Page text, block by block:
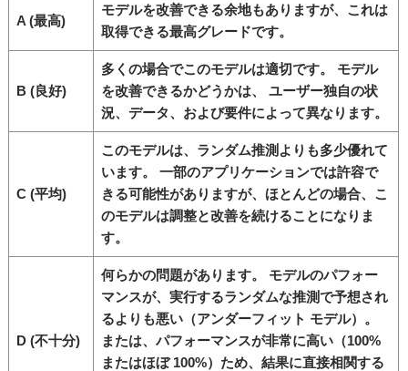
A (最高)
モデルを改善できる余地もありますが、これは
取得できる最高グレードです。
B (良好)
多くの場合でこのモデルは適切です。 モデル
を改善できるかどうかは、 ユーザー独自の状
況、データ、および要件によって異なります。
C (平均)
このモデルは、ランダム推測よりも多少優れて
います。 一部のアプリケーションでは許容で
きる可能性がありますが、ほとんどの場合、こ
のモデルは調整と改善を続けることになりま
す。
D (不十分)
何らかの問題があります。 モデルのパフォー
マンスが、実行するランダムな推測で予想され
るよりも悪い（アンダーフィット モデル）。
または、パフォーマンスが非常に高い（100%
またはほぼ 100%）ため、結果に直接相関する